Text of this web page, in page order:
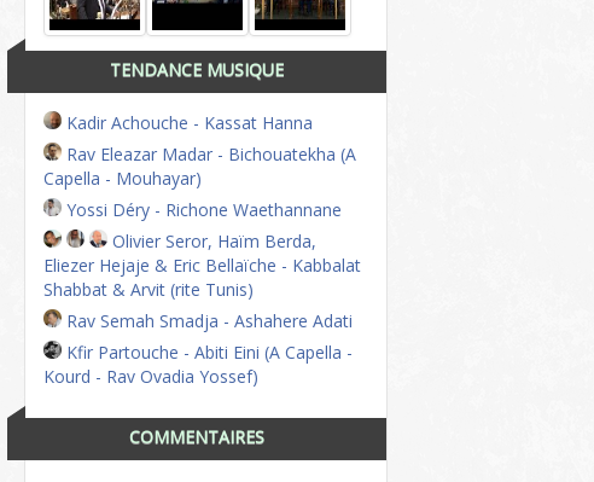
TENDANCE MUSIQUE
Kadir Achouche - Kassat Hanna
Rav Eleazar Madar - Bichouatekha (A
Capella - Mouhayar)
Yossi Déry - Richone Waethannane
Olivier Seror, Haïm Berda,
Eliezer Hejaje & Eric Bellaïche - Kabbalat
Shabbat & Arvit (rite Tunis)
Rav Semah Smadja - Ashahere Adati
Kfir Partouche - Abiti Eini (A Capella -
Kourd - Rav Ovadia Yossef)
COMMENTAIRES